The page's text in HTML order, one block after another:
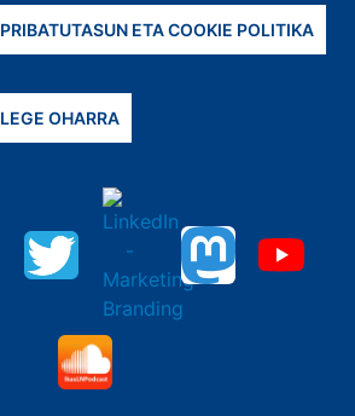
PRIBATUTASUN ETA COOKIE POLITIKA
LEGE OHARRA